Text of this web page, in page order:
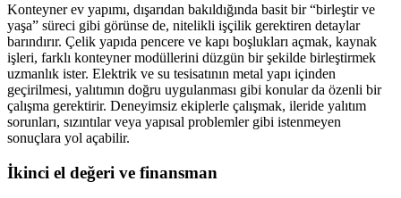
Konteyner ev yapımı, dışarıdan bakıldığında basit bir “birleştir ve
yaşa” süreci gibi görünse de, nitelikli işçilik gerektiren detaylar
barındırır. Çelik yapıda pencere ve kapı boşlukları açmak, kaynak
işleri, farklı konteyner modüllerini düzgün bir şekilde birleştirmek
uzmanlık ister. Elektrik ve su tesisatının metal yapı içinden
geçirilmesi, yalıtımın doğru uygulanması gibi konular da özenli bir
çalışma gerektirir. Deneyimsiz ekiplerle çalışmak, ileride yalıtım
sorunları, sızıntılar veya yapısal problemler gibi istenmeyen
sonuçlara yol açabilir.
İkinci el değeri ve finansman